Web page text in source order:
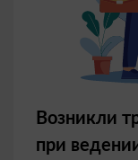
07.08.2026
Возникли
при